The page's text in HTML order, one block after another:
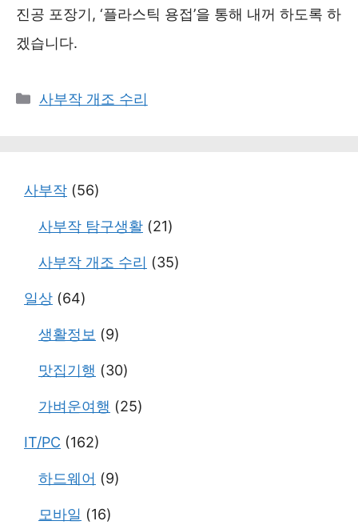
진공 포장기, ‘플라스틱 용접’을 통해 내꺼 하도록 하
겠습니다.
카
사부작 개조 수리
사부작 (56)
사부작 탐구생활 (21)
사부작 개조 수리 (35)
일상 (64)
생활정보 (9)
맛집기행 (30)
가벼운여행 (25)
IT/PC (162)
하드웨어 (9)
모바일 (16)